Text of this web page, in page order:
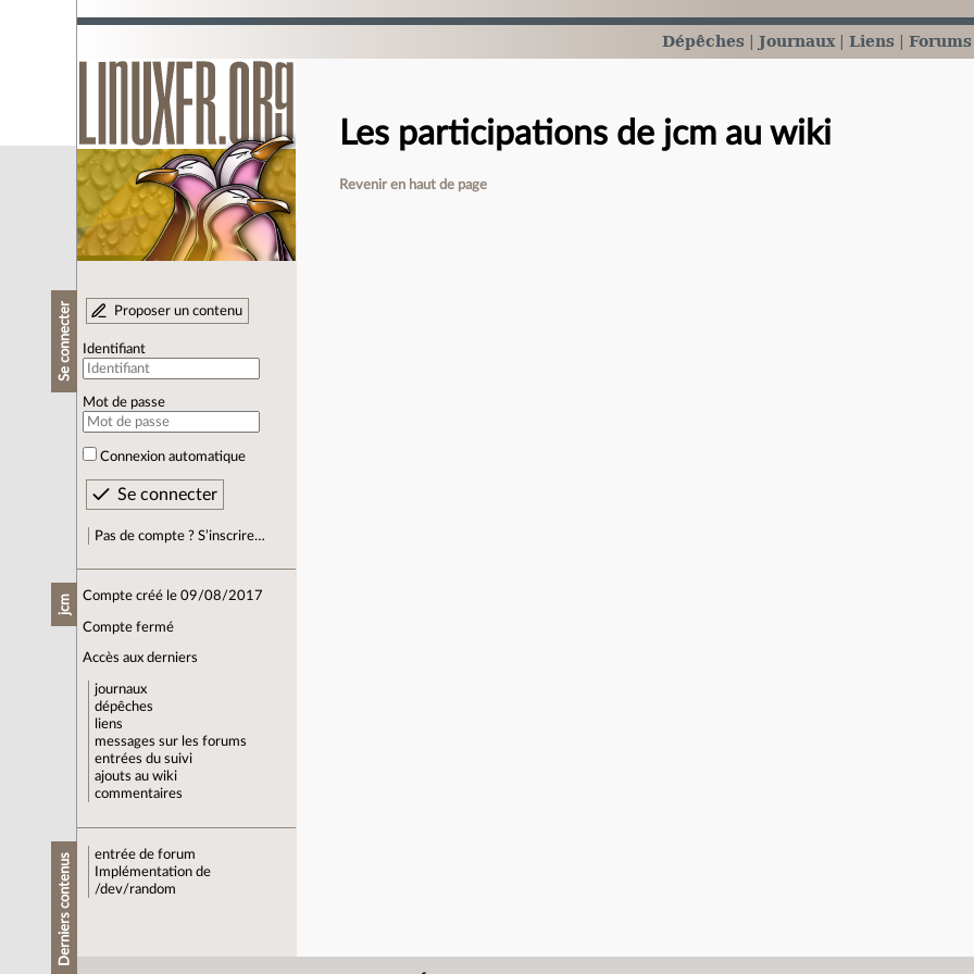
Dépêches Journaux Liens Forums
Se connecter Proposer un contenu
Identifiant
Mot de passe
Connexion automatique
Pas de compte ? S’inscrire…
jcm Compte créé le 09/08/2017
Compte fermé
Accès aux derniers
journaux
dépêches
liens
messages sur les forums
entrées du suivi
ajouts au wiki
commentaires
Derniers contenus
entrée de forum
Implémentation de
/dev/random
Les participations de jcm au wiki
Revenir en haut de page